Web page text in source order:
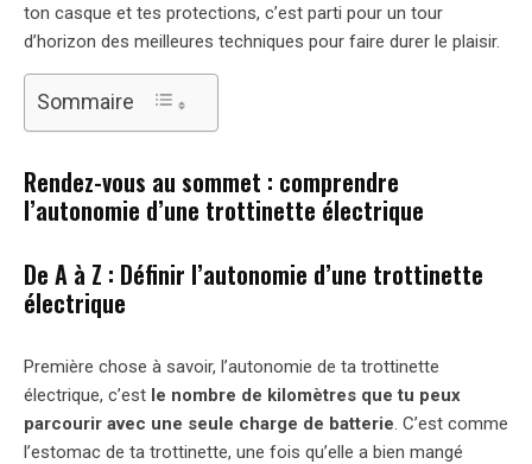
ton casque et tes protections, c’est parti pour un tour
d’horizon des meilleures techniques pour faire durer le plaisir.
Sommaire
Rendez-vous au sommet : comprendre
l’autonomie d’une trottinette électrique
De A à Z : Définir l’autonomie d’une trottinette
électrique
Première chose à savoir, l’autonomie de ta trottinette
électrique, c’est le nombre de kilomètres que tu peux
parcourir avec une seule charge de batterie . C’est comme
l’estomac de ta trottinette, une fois qu’elle a bien mangé